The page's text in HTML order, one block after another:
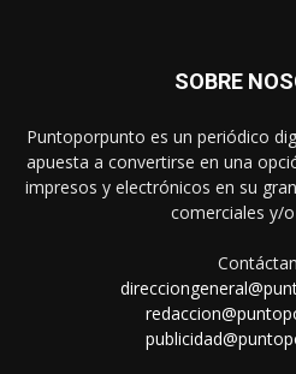
SOBRE
Puntoporpunto es un periódico
apuesta a convertirse en una
impresos y electrónicos en su
comerciales y/